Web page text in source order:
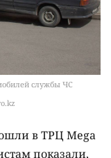
службы ЧС
в ТРЦ Mega
показали,